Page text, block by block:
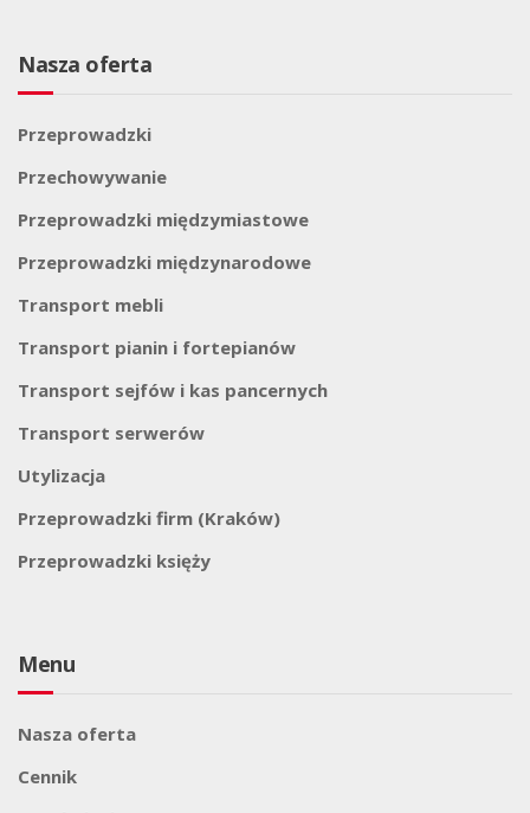
Nasza oferta
Przeprowadzki
Przechowywanie
Przeprowadzki międzymiastowe
Przeprowadzki międzynarodowe
Transport mebli
Transport pianin i fortepianów
Transport sejfów i kas pancernych
Transport serwerów
Utylizacja
Przeprowadzki firm (Kraków)
Przeprowadzki księży
Menu
Nasza oferta
Cennik